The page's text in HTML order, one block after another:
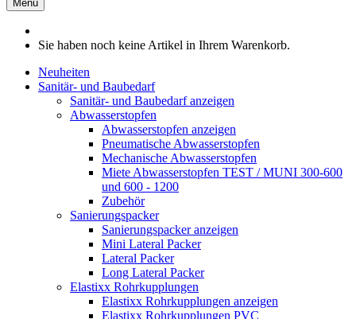
Menü
Sie haben noch keine Artikel in Ihrem Warenkorb.
Neuheiten
Sanitär- und Baubedarf
Sanitär- und Baubedarf anzeigen
Abwasserstopfen
Abwasserstopfen anzeigen
Pneumatische Abwasserstopfen
Mechanische Abwasserstopfen
Miete Abwasserstopfen TEST / MUNI 300-600
und 600 - 1200
Zubehör
Sanierungspacker
Sanierungspacker anzeigen
Mini Lateral Packer
Lateral Packer
Long Lateral Packer
Elastixx Rohrkupplungen
Elastixx Rohrkupplungen anzeigen
Elastixx Rohrkupplungen PVC